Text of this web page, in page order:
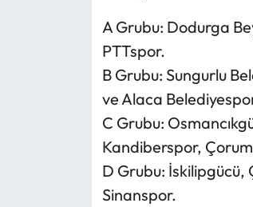
A Grubu: Dodurga
PTTspor.
B Grubu: Sungurlu
ve Alaca
C Grubu:
Kandiberspor,
D Grubu:
Sinanspor.
Sungurlu Haberleri
Uğurludağ Haberleri